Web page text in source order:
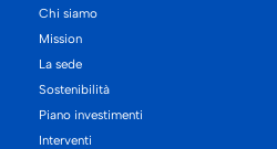
Chi siamo
Mission
La sede
Sostenibilità
Piano investimenti
Interventi